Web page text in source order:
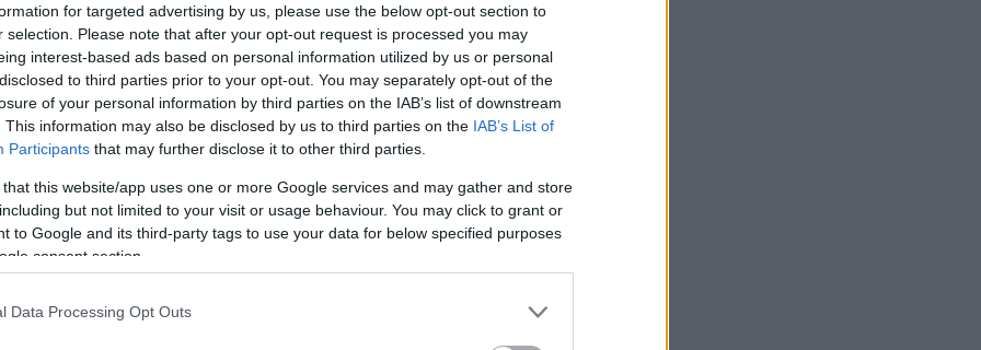
for targeted advertising by us, please use the below opt-out section to
selection. Please note that after your opt-out request is processed you may
interest-based ads based on personal information utilized by us or personal
to third parties prior to your opt-out. You may separately opt-out of the
of your personal information by third parties on the IAB’s list of downstream
This information may also be disclosed by us to third parties on the IAB’s List of
Participants that may further disclose it to other third parties.
that this website/app uses one or more Google services and may gather and store
but not limited to your visit or usage behaviour. You may click to grant or
to Google and its third-party tags to use your data for below specified purposes
consent section.
Data Processing Opt Outs